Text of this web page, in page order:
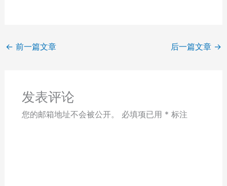
← 前一篇文章 后一篇文章 →
发表评论
您的邮箱地址不会被公开。 必填项已用 * 标注